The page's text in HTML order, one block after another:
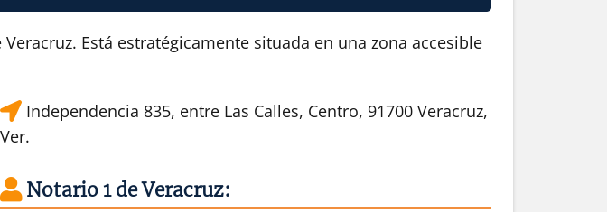
Está estratégicamente situada en una zona accesible
Independencia 835, entre Las Calles, Centro, 91700 Veracruz,
Ver.
Notario 1 de Veracruz: